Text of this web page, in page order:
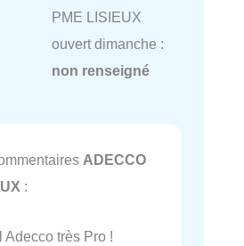
PME LISIEUX
ouvert dimanche :
non renseigné
ADECCO
:
Adecco très Pro !